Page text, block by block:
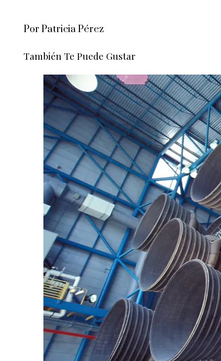
Por Patricia Pérez
También Te Puede Gustar